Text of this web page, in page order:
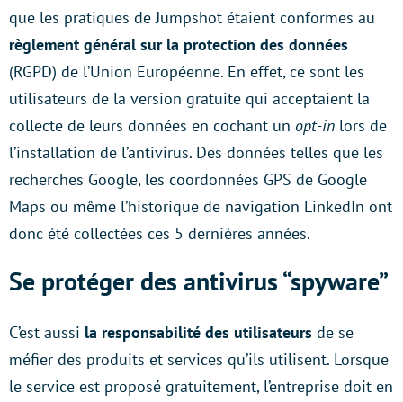
que les pratiques de Jumpshot étaient conformes au
règlement général sur la protection des données
(RGPD) de l’Union Européenne. En effet, ce sont les
utilisateurs de la version gratuite qui acceptaient la
collecte de leurs données en cochant un opt-in lors de
l’installation de l’antivirus. Des données telles que les
recherches Google, les coordonnées GPS de Google
Maps ou même l’historique de navigation LinkedIn ont
donc été collectées ces 5 dernières années.
Se protéger des antivirus “spyware”
C’est aussi la responsabilité des utilisateurs de se
méfier des produits et services qu’ils utilisent. Lorsque
le service est proposé gratuitement, l’entreprise doit en